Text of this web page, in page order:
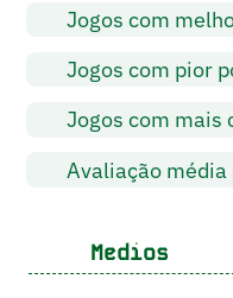
Jogos com
Jogos com pior
Jogos com mais
Avaliação média
Medios